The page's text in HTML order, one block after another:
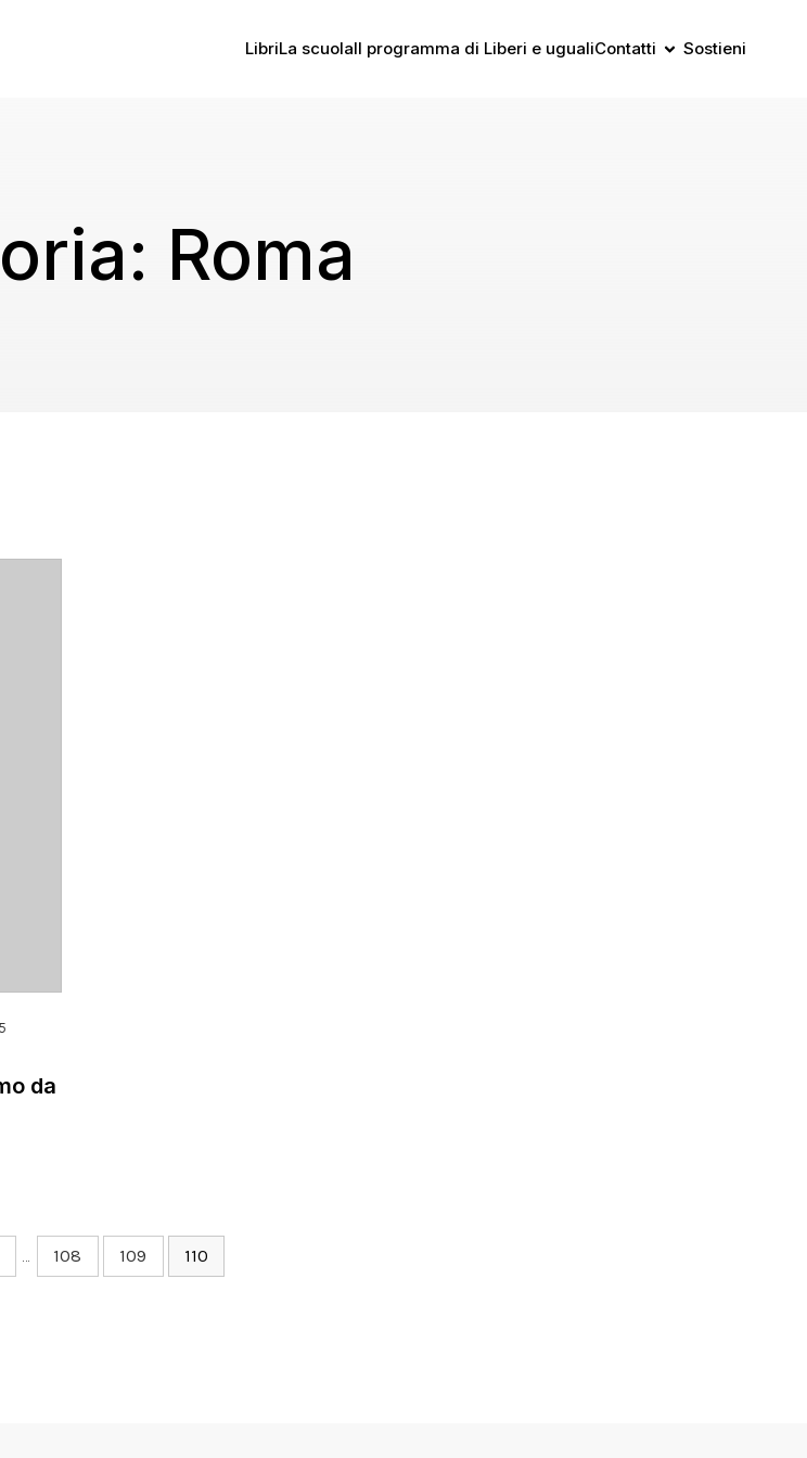
LibriLa scuolaIl programma di Liberi e ugualiContatti Sostieni
Roma
da
… 108 109 110